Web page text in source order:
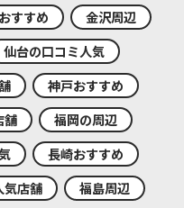
すすめ
金沢周辺
仙台の口コミ人気
神戸おすすめ
舗
福岡の周辺
長崎おすすめ
気店舗
福島周辺